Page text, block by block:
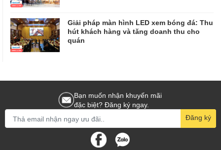
Giải pháp màn hình LED xem bóng đá: Thu
hút khách hàng và tăng doanh thu cho
quán
Bạn muốn nhận khuyến mãi
đặc biệt? Đăng ký ngay.
Đăng ký